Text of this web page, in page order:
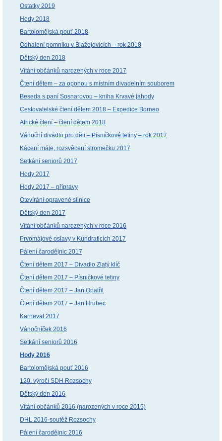
Ostatky 2019
Hody 2018
Bartolomějská pouť 2018
Odhalení pomníku v Blažejovicích – rok 2018
Dětský den 2018
Vítání občánků narozených v roce 2017
Čtení dětem – za oponou s místním divadelním souborem
Beseda s paní Sosnarovou – kniha Krvavé jahody
Cestovatelské čtení dětem 2018 – Expedice Borneo
Africké čtení – čtení dětem 2018
Vánoční divadlo pro děti – Písničkové tetiny – rok 2017
Kácení máje, rozsvěcení stromečku 2017
Setkání seniorů 2017
Hody 2017
Hody 2017 – přípravy
Otevírání opravené silnice
Dětský den 2017
Vítání občánků narozených v roce 2016
Prvomájové oslavy v Kundraticích 2017
Pálení čarodějnic 2017
Čtení dětem 2017 – Divadlo Zlatý klíč
Čtení dětem 2017 – Písničkové tetiny
Čtení dětem 2017 – Jan Opatřil
Čtení dětem 2017 – Jan Hrubec
Karneval 2017
Vánočníček 2016
Setkání seniorů 2016
Hody 2016
Bartolomějská pouť 2016
120. výročí SDH Rozsochy
Dětský den 2016
Vítání občánků 2016 (narozených v roce 2015)
DHL 2016-soutěž Rozsochy
Pálení čarodějnic 2016